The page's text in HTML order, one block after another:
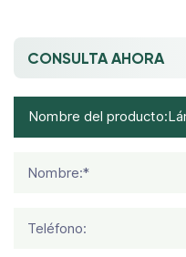
CONSULTA AHORA
Nombre:*
Teléfono: